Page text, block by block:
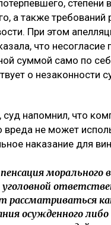
степени
а также требований
При этом
что несогласие
суммой само по
о незаконности
суд напомнил, что
вреда не может
наказание для
морального
осужденного либо